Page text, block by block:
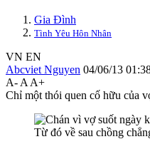
Gia Đình
Tình Yêu Hôn Nhân
VN EN
Abcviet Nguyen 04/06/13
A- A A+
Chỉ một thói quen cố hữu của
Từ đó về sau chồng